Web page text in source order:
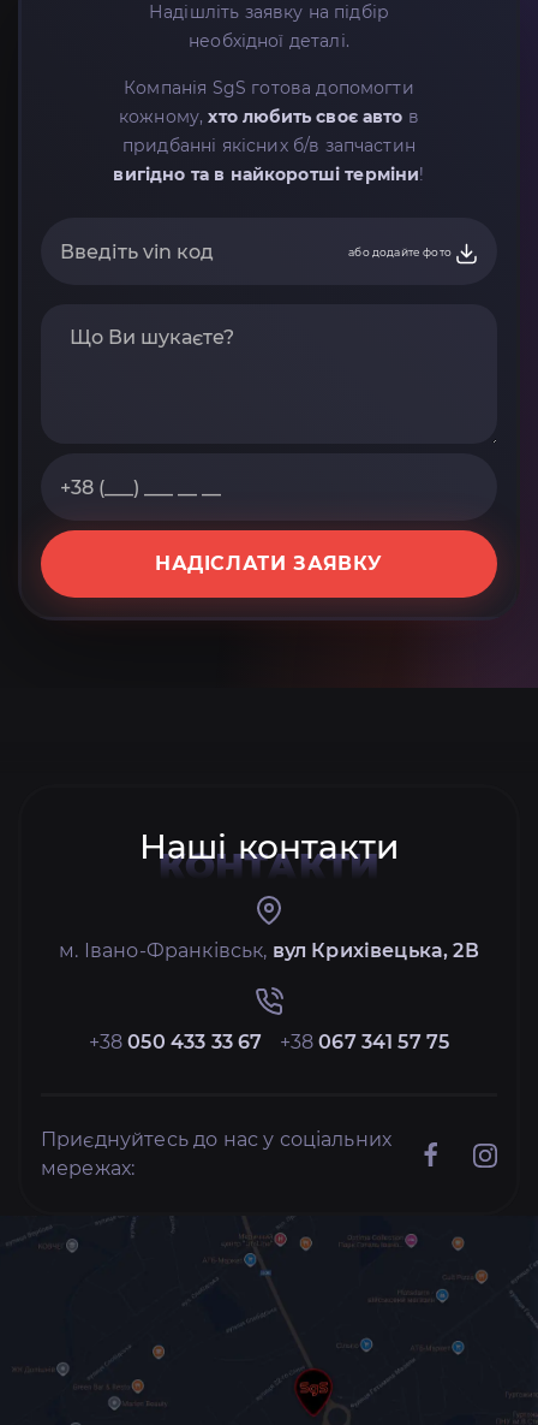
Надішліть заявку на підбір
необхідної деталі.
Компанія SgS готова допомогти
кожному,хто любить своє авто в
придбанні якісних б/в запчастин
вигідно та в найкоротші терміни!
або додайте фото
НАДІСЛАТИ ЗАЯВКУ
Наші контакти
КОНТАКТИ
м. Івано-Франківськ, вул Крихівецька, 2В
+38050 433 33 67 +38067 341 57 75
Приєднуйтесь до нас у соціальних
мережах: